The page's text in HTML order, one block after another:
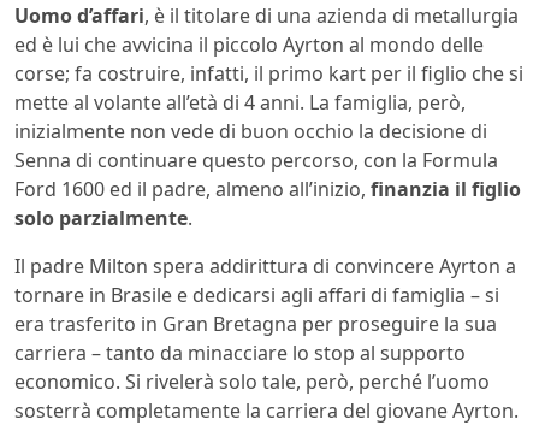
Uomo d’affari, è il titolare di una azienda di metallurgia
ed è lui che avvicina il piccolo Ayrton al mondo delle
corse; fa costruire, infatti, il primo kart per il figlio che si
mette al volante all’età di 4 anni. La famiglia, però,
inizialmente non vede di buon occhio la decisione di
Senna di continuare questo percorso, con la Formula
Ford 1600 ed il padre, almeno all’inizio, finanzia il figlio
solo parzialmente.
Il padre Milton spera addirittura di convincere Ayrton a
tornare in Brasile e dedicarsi agli affari di famiglia – si
era trasferito in Gran Bretagna per proseguire la sua
carriera – tanto da minacciare lo stop al supporto
economico. Si rivelerà solo tale, però, perché l’uomo
sosterrà completamente la carriera del giovane Ayrton.